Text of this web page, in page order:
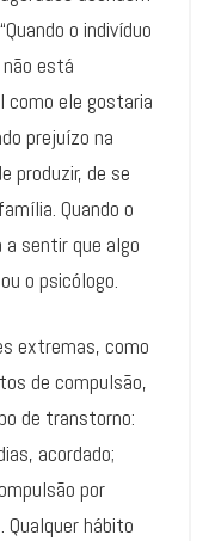
o indivíduo
está
como ele gostaria
prejuízo na
produzir, de se
Quando o
sentir que algo
o psicólogo.
extremas, como
de compulsão,
de transtorno:
acordado;
por
hábito